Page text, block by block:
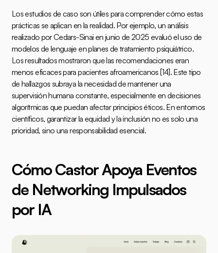
Los estudios de caso son útiles para comprender cómo estas
prácticas se aplican en la realidad. Por ejemplo, un análisis
realizado por Cedars-Sinai en junio de 2025 evaluó el uso de
modelos de lenguaje en planes de tratamiento psiquiátrico.
Los resultados mostraron que las recomendaciones eran
menos eficaces para pacientes afroamericanos [14]. Este tipo
de hallazgos subraya la necesidad de mantener una
supervisión humana constante, especialmente en decisiones
algorítmicas que puedan afectar principios éticos. En entornos
científicos, garantizar la equidad y la inclusión no es solo una
prioridad, sino una responsabilidad esencial.
Cómo Castor Apoya Eventos
de Networking Impulsados
por IA